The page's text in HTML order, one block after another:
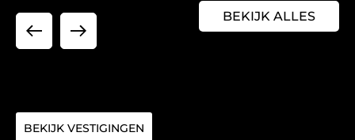
BEKIJK ALLES
BEKIJK VESTIGINGEN